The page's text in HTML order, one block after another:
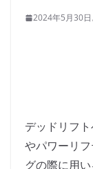
2024年5月30日
デッドリフ
やパワーリ
グの際に用